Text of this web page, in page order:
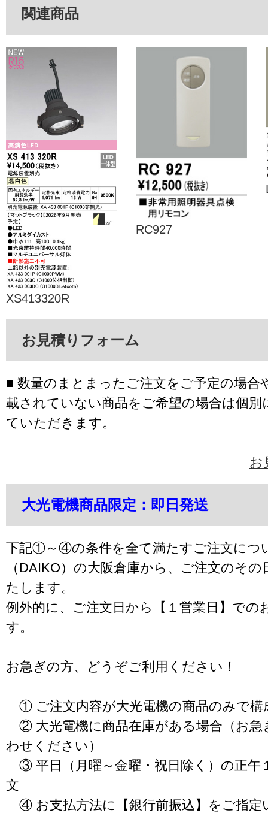
関連商品
XS413320R
RC927
お見積りフォーム
■ 数量のまとまったご注文をご予定の場合
載されていない商品をご希望の場合は個別
ていただきます。
お
大光電機商品限定：即日発送
下記①～④の条件を全て満たすご注文につ
（DAIKO）の大阪倉庫から、ご注文のそ
たします。
例外的に、ご注文日から【１営業日】での
す。
お急ぎの方、どうぞご利用ください！
① ご注文内容が大光電機の商品のみで構
② 大光電機に商品在庫がある場合（お急
わせください）
③ 平日（月曜～金曜・祝日除く）の正午
文
④ お支払方法に【銀行前振込】をご指定